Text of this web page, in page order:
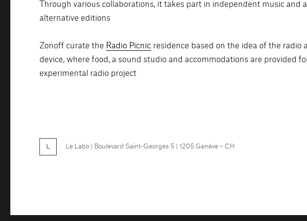
Through various collaborations, it takes part in independent music and
alternative editions
Zonoff curate the Radio Picnic residence based on the idea of the
device, where food, a sound studio and accommodations are provided
experimental radio project
Le Labo | Boulevard Saint-Georges 5 | 1205 Genève – CH